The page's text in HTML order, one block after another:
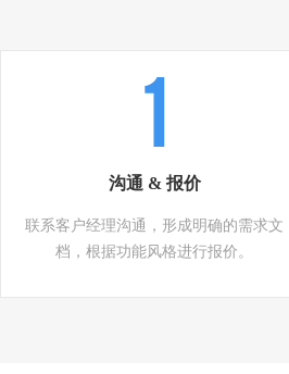
沟通 & 报价
联系客户经理沟通，形成明确的需求文
档，根据功能风格进行报价。